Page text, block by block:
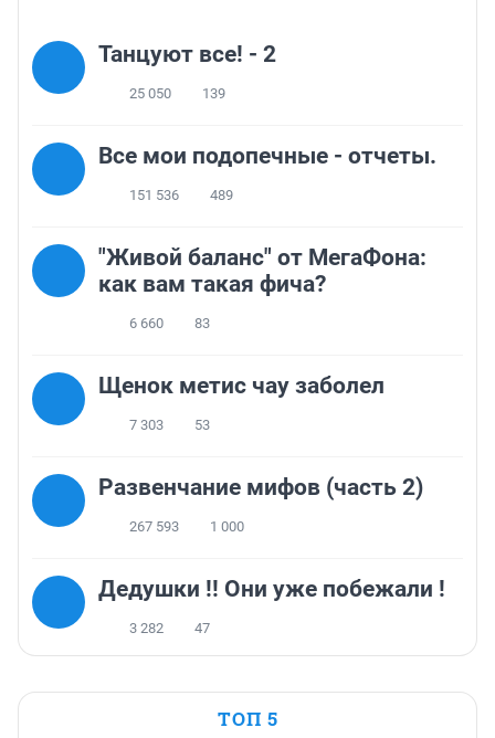
Танцуют все! - 2
25 050 139
Все мои подопечные - отчеты.
151 536 489
"Живой баланс" от МегаФона:
как вам такая фича?
6 660 83
Щенок метис чау заболел
7 303 53
Развенчание мифов (часть 2)
267 593 1 000
Дедушки !! Они уже побежали !
3 282 47
ТОП 5